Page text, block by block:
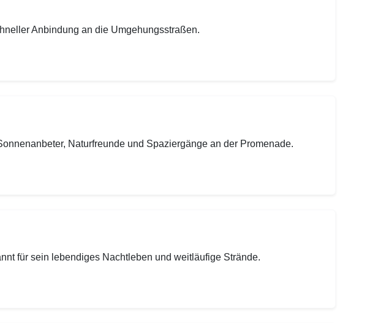
Anbindung an die Umgehungsstraßen.
Naturfreunde und Spaziergänge an der Promenade.
für sein lebendiges Nachtleben und weitläufige Strände.